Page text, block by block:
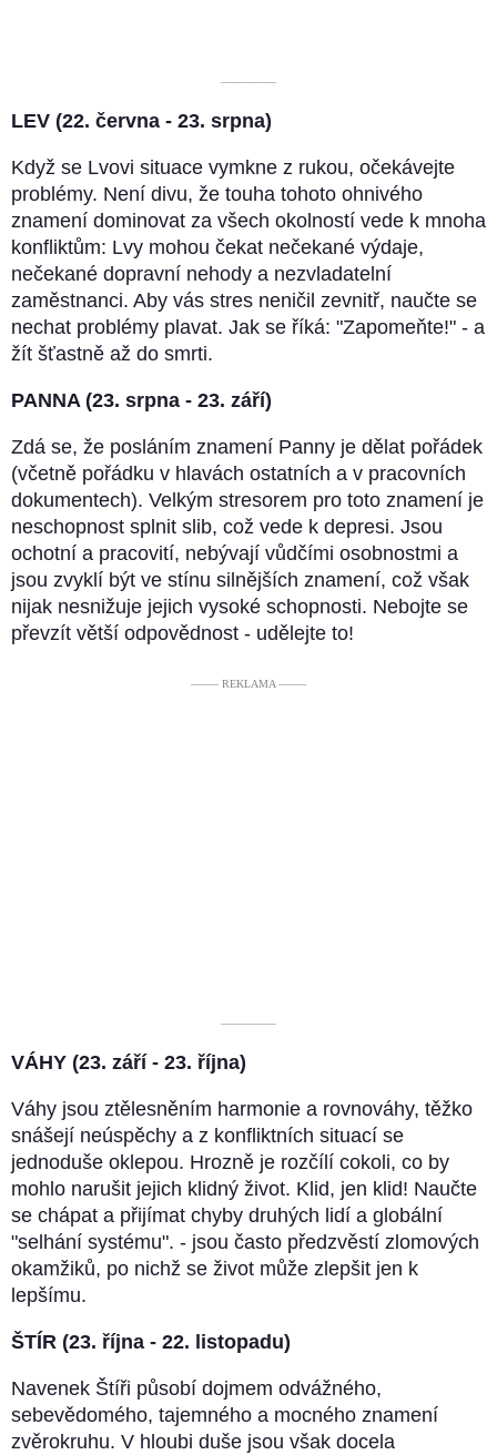
––––––––––
LEV (22. června - 23. srpna)
Když se Lvovi situace vymkne z rukou, očekávejte
problémy. Není divu, že touha tohoto ohnivého
znamení dominovat za všech okolností vede k mnoha
konfliktům: Lvy mohou čekat nečekané výdaje,
nečekané dopravní nehody a nezvladatelní
zaměstnanci. Aby vás stres neničil zevnitř, naučte se
nechat problémy plavat. Jak se říká: "Zapomeňte!" - a
žít šťastně až do smrti.
PANNA (23. srpna - 23. září)
Zdá se, že posláním znamení Panny je dělat pořádek
(včetně pořádku v hlavách ostatních a v pracovních
dokumentech). Velkým stresorem pro toto znamení je
neschopnost splnit slib, což vede k depresi. Jsou
ochotní a pracovití, nebývají vůdčími osobnostmi a
jsou zvyklí být ve stínu silnějších znamení, což však
nijak nesnižuje jejich vysoké schopnosti. Nebojte se
převzít větší odpovědnost - udělejte to!
––––– REKLAMA –––––
––––––––––
VÁHY (23. září - 23. října)
Váhy jsou ztělesněním harmonie a rovnováhy, těžko
snášejí neúspěchy a z konfliktních situací se
jednoduše oklepou. Hrozně je rozčílí cokoli, co by
mohlo narušit jejich klidný život. Klid, jen klid! Naučte
se chápat a přijímat chyby druhých lidí a globální
"selhání systému". - jsou často předzvěstí zlomových
okamžiků, po nichž se život může zlepšit jen k
lepšímu.
ŠTÍR (23. října - 22. listopadu)
Navenek Štíři působí dojmem odvážného,
sebevědomého, tajemného a mocného znamení
zvěrokruhu. V hloubi duše jsou však docela